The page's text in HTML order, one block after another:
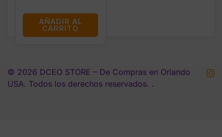
AÑADIR AL
CARRITO
© 2026 DCEO STORE – De Compras en Orlando
USA. Todos los derechos reservados. .